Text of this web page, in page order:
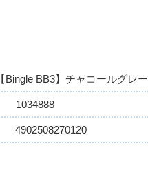
【Bingle BB3】チャコールグレー
1034888
4902508270120